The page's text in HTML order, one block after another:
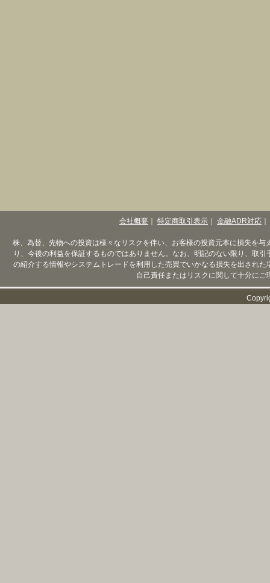
会社概要 特定商取引表示 金融ADR対応
株、為替、先物への投資は様々なリスクを伴い、お客様の投資元本に損失を
り、今後の利益を保証するものではありません。なお、明記のない限り、取
の紹介する情報やシステムトレードを利用した売買でいかなる損失を出され
自己責任またはリスクに関して十分に